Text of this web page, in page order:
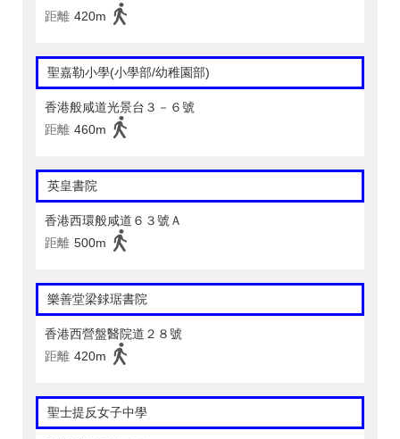
距離 420m
聖嘉勒小學(小學部/幼稚園部)
香港般咸道光景台３－６號
距離 460m
英皇書院
香港西環般咸道６３號Ａ
距離 500m
樂善堂梁銶琚書院
香港西營盤醫院道２８號
距離 420m
聖士提反女子中學